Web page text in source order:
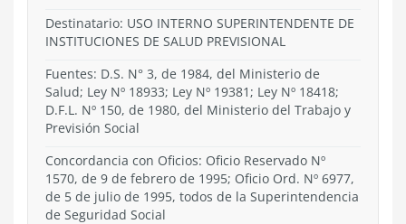
Destinatario: USO INTERNO SUPERINTENDENTE DE
INSTITUCIONES DE SALUD PREVISIONAL
Fuentes: D.S. N° 3, de 1984, del Ministerio de
Salud; Ley Nº 18933; Ley Nº 19381; Ley Nº 18418;
D.F.L. Nº 150, de 1980, del Ministerio del Trabajo y
Previsión Social
Concordancia con Oficios: Oficio Reservado Nº
1570, de 9 de febrero de 1995; Oficio Ord. Nº 6977,
de 5 de julio de 1995, todos de la Superintendencia
de Seguridad Social